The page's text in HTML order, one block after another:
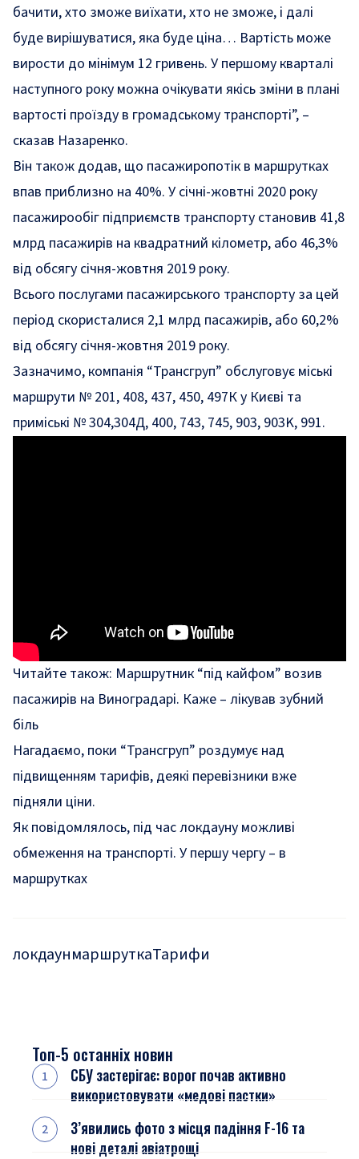
бачити, хто зможе виїхати, хто не зможе, і далі
буде вирішуватися, яка буде ціна… Вартість може
вирости до мінімум 12 гривень. У першому кварталі
наступного року можна очікувати якісь зміни в плані
вартості проїзду в громадському транспорті”, –
сказав Назаренко.
Він також додав, що пасажиропотік в маршрутках
впав приблизно на 40%. У січні-жовтні 2020 року
пасажирообіг підприємств транспорту становив 41,8
млрд пасажирів на квадратний кілометр, або 46,3%
від обсягу січня-жовтня 2019 року.
Всього послугами пасажирського транспорту за цей
період скористалися 2,1 млрд пасажирів, або 60,2%
від обсягу січня-жовтня 2019 року.
Зазначимо, компанія “Трансгруп” обслуговує міські
маршрути № 201, 408, 437, 450, 497К у Києві та
приміські № 304,304Д, 400, 743, 745, 903, 903K, 991.
Читайте також: Маршрутник “під кайфом” возив
пасажирів на Виноградарі. Каже – лікував зубний
біль
Нагадаємо, поки “Трансгруп” роздумує над
підвищенням тарифів, деякі перевізники вже
підняли ціни.
Як повідомлялось, під час локдауну можливі
обмеження на транспорті. У першу чергу – в
маршрутках
локдаунмаршруткаТарифи
Топ-5 останніх новин
СБУ застерігає: ворог почав активно
використовувати «медові пастки»
З’явились фото з місця падіння F-16 та
нові деталі авіатрощі